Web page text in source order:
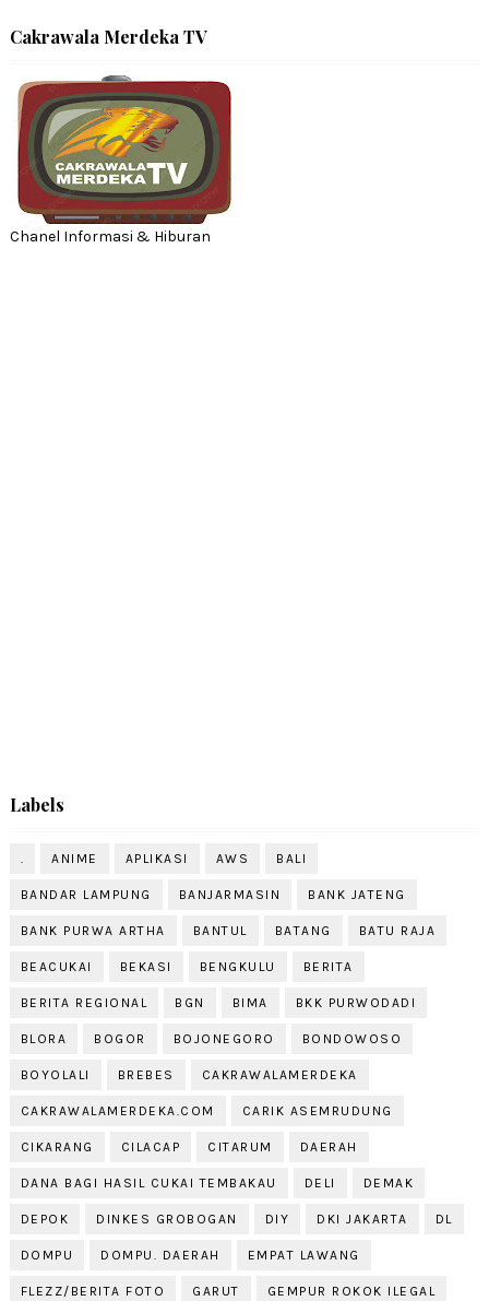
Cakrawala Merdeka TV
Chanel Informasi & Hiburan
Labels
ANIME APLIKASI AWS BALI
BANDAR LAMPUNG BANJARMASIN BANK JATENG
BANK PURWA ARTHA BANTUL BATANG BATU RAJA
BEACUKAI BEKASI BENGKULU BERITA
BERITA REGIONAL BGN BIMA BKK PURWODADI
BLORA BOGOR BOJONEGORO BONDOWOSO
BOYOLALI BREBES CAKRAWALAMERDEKA
CAKRAWALAMERDEKA.COM CARIK ASEMRUDUNG
CIKARANG CILACAP CITARUM DAERAH
DANA BAGI HASIL CUKAI TEMBAKAU DELI DEMAK
DEPOK DINKES GROBOGAN DIY DKI JAKARTA DL
DOMPU DOMPU. DAERAH EMPAT LAWANG
FLEZZ/BERITA FOTO GARUT GEMPUR ROKOK ILEGAL